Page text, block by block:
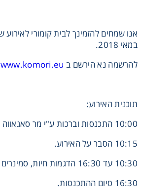
במאי 2018.
להרשמה נא הירשם ב www.komori.eu
תוכנית האירוע:
10:00 התכנסות וברכות ע"י מר סאגאווה נשיא קומורי אירופה.
10:15 הסבר על האירוע.
10:30 עד 16:30 הדגמות חיות, סמינרים וסדנאות.
16:30 סיום ההתכנסות.